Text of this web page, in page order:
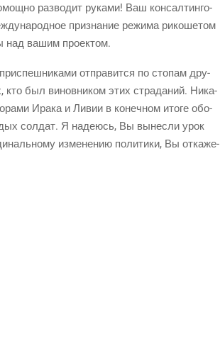
раз­во­дит рука­ми! Ваш кон­сал­тин­го­
при­зна­ние режи­ма рико­ше­том
над вашим проектом.
отпра­вит­ся по сто­пам дру­
кто был винов­ни­ком этих стра­да­ний. Ника­
Ира­ка и Ливии в конеч­ном ито­ге обо­
сол­дат. Я наде­юсь, Вы вынес­ли урок
изме­не­нию поли­ти­ки, Вы отка­же­